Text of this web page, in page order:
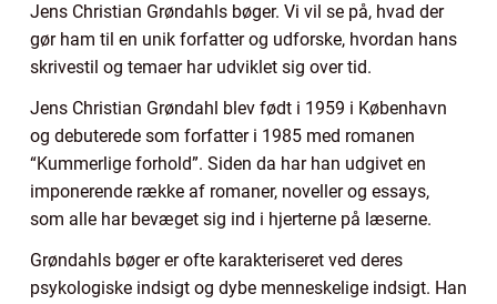
Jens Christian Grøndahls bøger. Vi vil se på, hvad der
gør ham til en unik forfatter og udforske, hvordan hans
skrivestil og temaer har udviklet sig over tid.
Jens Christian Grøndahl blev født i 1959 i København
og debuterede som forfatter i 1985 med romanen
“Kummerlige forhold”. Siden da har han udgivet en
imponerende række af romaner, noveller og essays,
som alle har bevæget sig ind i hjerterne på læserne.
Grøndahls bøger er ofte karakteriseret ved deres
psykologiske indsigt og dybe menneskelige indsigt. Han